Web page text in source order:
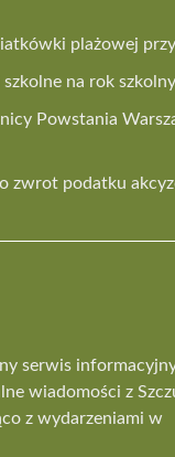
plażowej
szkolne na rok
Powstania
zwrot podatku
serwis
wiadomości z
z wydarzeniami w